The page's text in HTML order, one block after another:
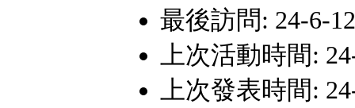
最後訪問: 24-6-
上次活動時間:
上次發表時間: